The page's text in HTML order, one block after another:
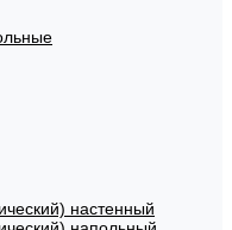
настенный